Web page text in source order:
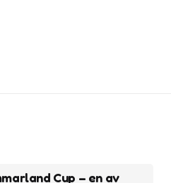
Cup – en av